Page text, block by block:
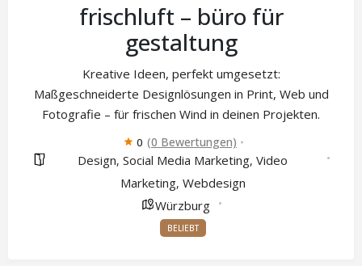
frischluft – büro für
gestaltung
Kreative Ideen, perfekt umgesetzt:
Maßgeschneiderte Designlösungen in Print, Web und
Fotografie – für frischen Wind in deinen Projekten.
0 (0 Bewertungen)
Design, Social Media Marketing, Video
Marketing, Webdesign
Würzburg
BELIEBT